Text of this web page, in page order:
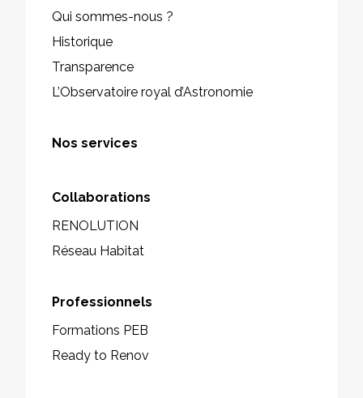
Qui sommes-nous ?
Historique
Transparence
L’Observatoire royal d’Astronomie
Nos services
Collaborations
RENOLUTION
Réseau Habitat
Professionnels
Formations PEB
Ready to Renov